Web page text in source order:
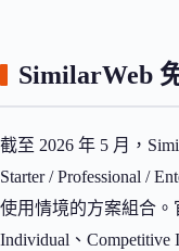
SimilarWeb
截至 2026 年 5 月，
Starter / Professional /
使用情境的方案組合
Individual、Competitive